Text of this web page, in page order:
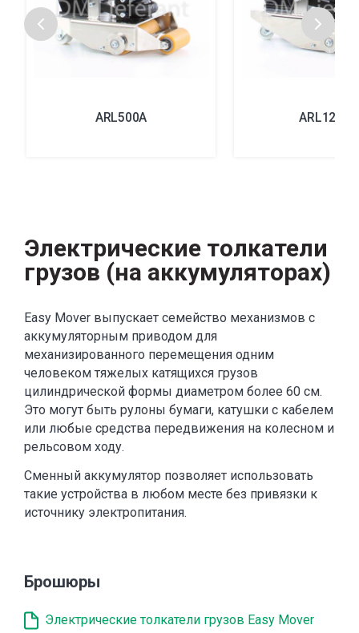
ARL500A ARL1200A
Электрические толкатели
грузов (на аккумуляторах)
Easy Mover выпускает семейство механизмов с
аккумуляторным приводом для
механизированного перемещения одним
человеком тяжелых катящихся грузов
цилиндрической формы диаметром более 60 см.
Это могут быть рулоны бумаги, катушки с кабелем
или любые средства передвижения на колесном и
рельсовом ходу.
Сменный аккумулятор позволяет использовать
такие устройства в любом месте без привязки к
источнику электропитания.
Брошюры
Электрические толкатели грузов Easy Mover